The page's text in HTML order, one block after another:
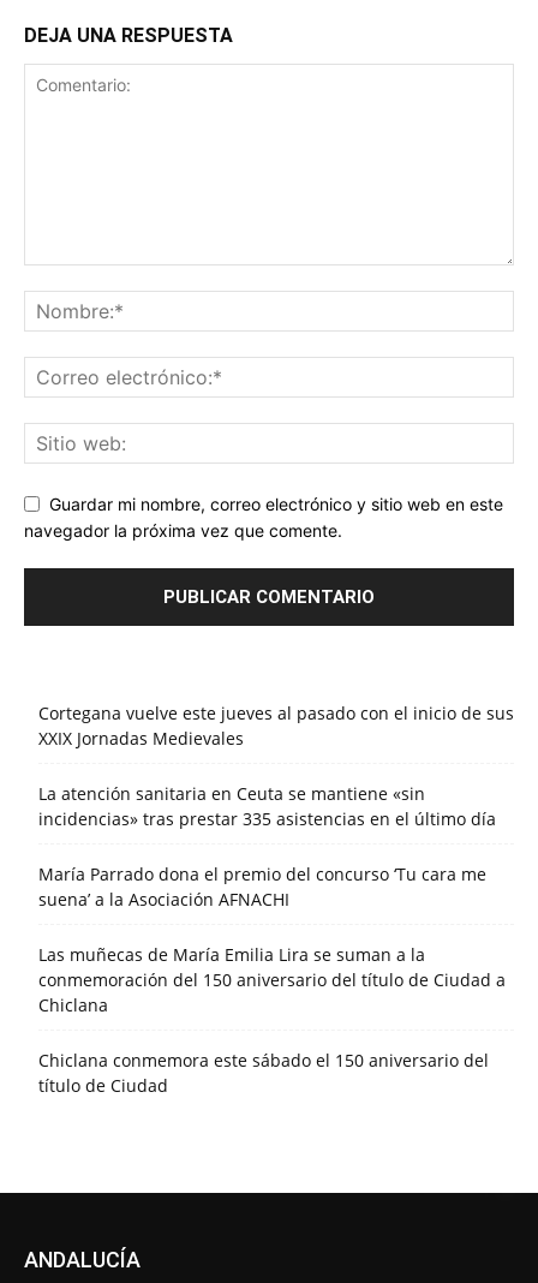
DEJA UNA RESPUESTA
Guardar mi nombre, correo electrónico y sitio web en este
navegador la próxima vez que comente.
Cortegana vuelve este jueves al pasado con el inicio de sus
XXIX Jornadas Medievales
La atención sanitaria en Ceuta se mantiene «sin
incidencias» tras prestar 335 asistencias en el último día
María Parrado dona el premio del concurso ‘Tu cara me
suena’ a la Asociación AFNACHI
Las muñecas de María Emilia Lira se suman a la
conmemoración del 150 aniversario del título de Ciudad a
Chiclana
Chiclana conmemora este sábado el 150 aniversario del
título de Ciudad
ANDALUCÍA